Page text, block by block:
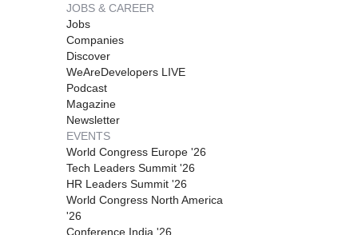
JOBS & CAREER
Jobs
Companies
Discover
WeAreDevelopers LIVE
Podcast
Magazine
Newsletter
EVENTS
World Congress Europe '26
Tech Leaders Summit '26
HR Leaders Summit '26
World Congress North America
'26
Conference India '26